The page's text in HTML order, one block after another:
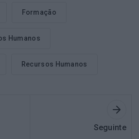
Formação
Humanos
Recursos Humanos
Seguinte